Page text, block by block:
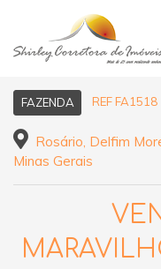
FAZENDA REF FA1518
Rosário, Delfim
Minas Gerais